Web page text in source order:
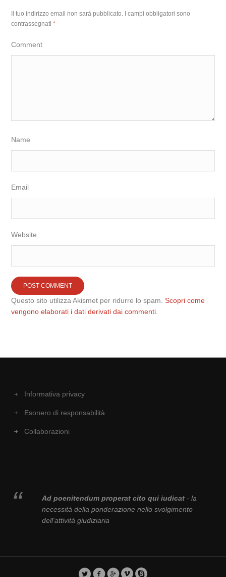
Il tuo indirizzo email non sarà pubblicato.
I campi obbligatori sono
contrassegnati*
Comment
Name
Email
Website
Questo sito utilizza Akismet per ridurre lo spam.Scopri come
vengono elaborati i dati derivati dai commenti
Informativa privacy
Esonero di responsabilità
Collaborazioni
Ad poenitendum properat cito qui iudicat- la
necessità della ponderazione nello svolgimento
dell'attività giudiziaria